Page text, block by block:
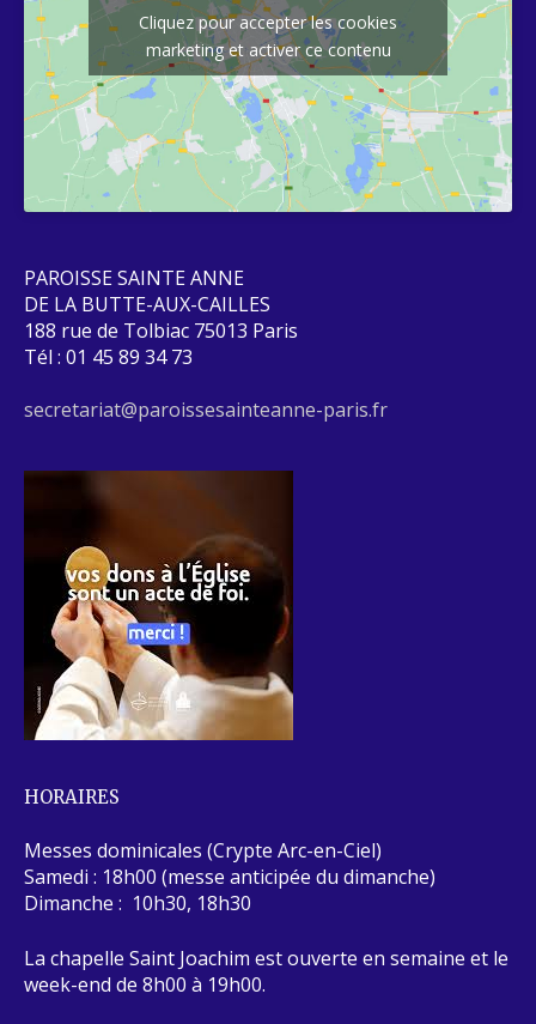
Cliquez pour accepter les cookies
marketing et activer ce contenu
PAROISSE SAINTE ANNE
DE LA BUTTE-AUX-CAILLES
188 rue de Tolbiac 75013 Paris
Tél : 01 45 89 34 73
secretariat@paroissesainteanne-paris.fr
HORAIRES
Messes dominicales (Crypte Arc-en-Ciel)
Samedi : 18h00 (messe anticipée du dimanche)
Dimanche : 10h30, 18h30
La chapelle Saint Joachim est ouverte en semaine et le
week-end de 8h00 à 19h00.